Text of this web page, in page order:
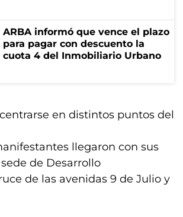
ARBA informó que vence el plazo
para pagar con descuento la
cuota 4 del Inmobiliario Urbano
en distintos puntos del
llegaron con sus
de Desarrollo
de las avenidas 9 de Julio y